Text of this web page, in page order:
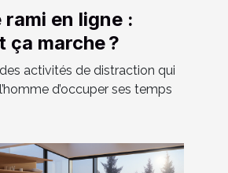
rami en ligne :
ça marche ?
activités de distraction qui
d’occuper ses temps